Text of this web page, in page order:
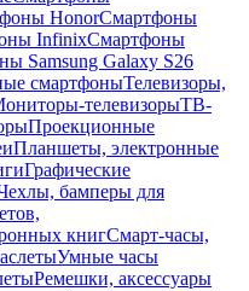
HonorСмартфоны
InfinixСмартфоны
Samsung Galaxy S26
смартфоныТелевизоры,
телевизорыТВ-
Проекционные
Планшеты, электронные
Графические
бамперы для
книгСмарт-часы,
Умные часы
Ремешки, аксессуары